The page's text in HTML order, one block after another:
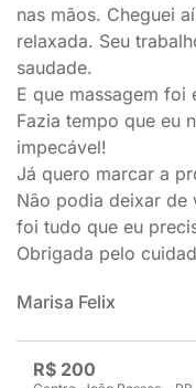
R$ 200
nas mãos. Cheguei
relaxada. Seu
saudade.
E que massagem foi
Fazia tempo que eu
impecável!
Já quero marcar a
Não podia deixar de
foi tudo que eu
Obrigada pelo
Marisa Felix